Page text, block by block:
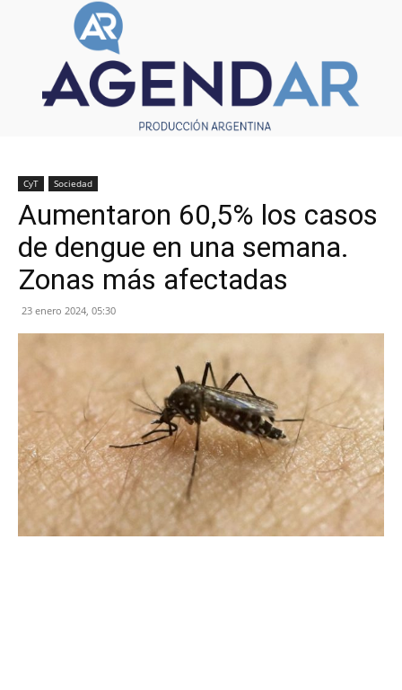
CyT Sociedad
Aumentaron 60,5% los casos
de dengue en una semana.
Zonas más afectadas
23 enero 2024, 05:30